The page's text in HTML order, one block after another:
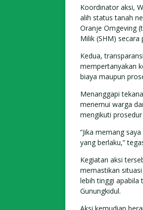
Koordinator aksi,
alih status tanah
Oranje Omgeving
Milik (SHM)
Kedua,
mempertanyakan
biaya maupun
Menanggapi
menemui warga
mengikuti
“Jika memang
yang berlaku,”
Kegiatan aksi
memastikan
lebih tinggi apabila
Gunungkidul.